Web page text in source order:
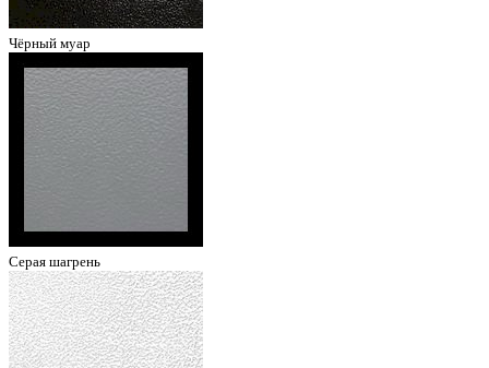
Чёрный муар
Серая шагрень